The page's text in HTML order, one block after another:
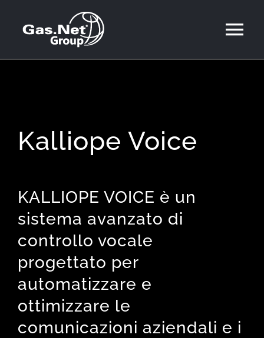
AREA CLIENTI
LAVORA CON NOI
STAFF AI
Kalliope Voice
KALLIOPE VOICE è un
sistema avanzato di
controllo vocale
progettato per
automatizzare e
ottimizzare le
comunicazioni aziendali e i